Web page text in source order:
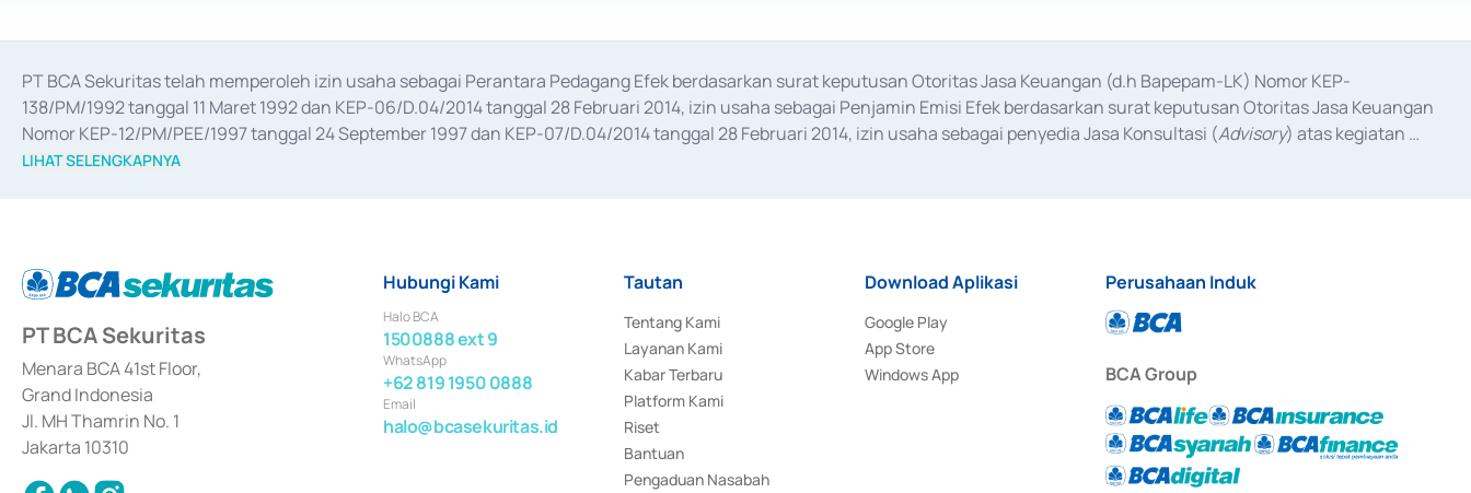
PT BCA Sekuritas telah memperoleh izin usaha sebagai Perantara Pedagang Efek berdasarkan surat keputusan Otoritas Jasa Keuangan (d.h Bapepam-LK) Nomor KEP-
138/PM/1992 tanggal 11 Maret 1992 dan KEP-06/D.04/2014 tanggal 28 Februari 2014, izin usaha sebagai Penjamin Emisi Efek berdasarkan surat keputusan Otoritas Jasa Keuangan
Nomor KEP-12/PM/PEE/1997 tanggal 24 September 1997 dan KEP-07/D.04/2014 tanggal 28 Februari 2014, izin usaha sebagai penyedia Jasa Konsultasi (Advisory) atas kegiatan
merger, akuisisi, divestasi, dan
LIHAT SELENGKAPNYA
PT BCA Sekuritas
Menara BCA 41st Floor,
Grand Indonesia
Jl. MH Thamrin No. 1
Jakarta 10310
Hubungi Kami
Halo BCA
1500888 ext 9
WhatsApp
+62 819 1950 0888
Email
halo@bcasekuritas.id
Tautan
Tentang Kami
Layanan Kami
Kabar Terbaru
Platform Kami
Riset
Bantuan
Pengaduan Nasabah
Download Aplikasi
Google Play
App Store
Windows App
Perusahaan Induk
BCA Group